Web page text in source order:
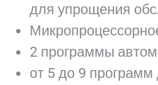
для упрощения
2 программы
от 5 до 9